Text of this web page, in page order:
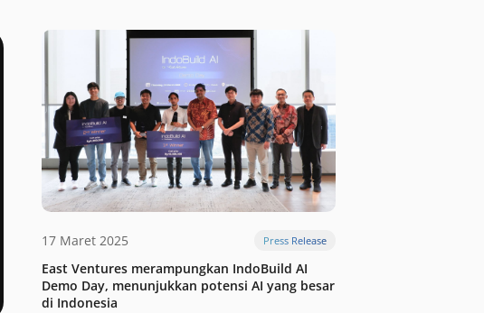
17 Maret 2025 Press Release
East Ventures merampungkan IndoBuild AI
Demo Day, menunjukkan potensi AI yang besar
di Indonesia